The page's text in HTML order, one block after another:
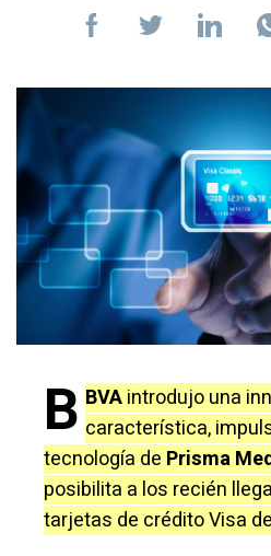
B BVAintrodujo una
característica,
tecnología de Prisma
posibilita a los recién
tarjetas de crédito Visa